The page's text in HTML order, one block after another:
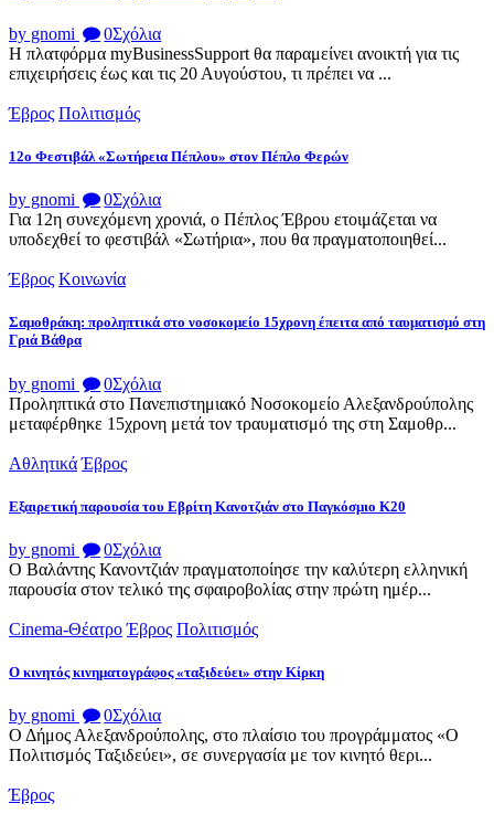
by gnomi 0Σχόλια
Η πλατφόρμα myBusinessSupport θα παραμείνει ανοικτή για τις
επιχειρήσεις έως και τις 20 Αυγούστου, τι πρέπει να ...
Έβρος Πολιτισμός
12ο Φεστιβάλ «Σωτήρεια Πέπλου» στον Πέπλο Φερών
by gnomi 0Σχόλια
Για 12η συνεχόμενη χρονιά, ο Πέπλος Έβρου ετοιμάζεται να
υποδεχθεί το φεστιβάλ «Σωτήρια», που θα πραγματοποιηθεί...
Έβρος Κοινωνία
Σαμοθράκη: προληπτικά στο νοσοκομείο 15χρονη έπειτα από ταυματισμό στη
Γριά Βάθρα
by gnomi 0Σχόλια
Προληπτικά στο Πανεπιστημιακό Νοσοκομείο Αλεξανδρούπολης
μεταφέρθηκε 15χρονη μετά τον τραυματισμό της στη Σαμοθρ...
Αθλητικά Έβρος
Εξαιρετική παρουσία του Εβρίτη Κανοτζιάν στο Παγκόσμιο Κ20
by gnomi 0Σχόλια
Ο Βαλάντης Κανοντζιάν πραγματοποίησε την καλύτερη ελληνική
παρουσία στον τελικό της σφαιροβολίας στην πρώτη ημέρ...
Cinema-Θέατρο Έβρος Πολιτισμός
Ο κινητός κινηματογράφος «ταξιδεύει» στην Κίρκη
by gnomi 0Σχόλια
Ο Δήμος Αλεξανδρούπολης, στο πλαίσιο του προγράμματος «Ο
Πολιτισμός Ταξιδεύει», σε συνεργασία με τον κινητό θερι...
Έβρος